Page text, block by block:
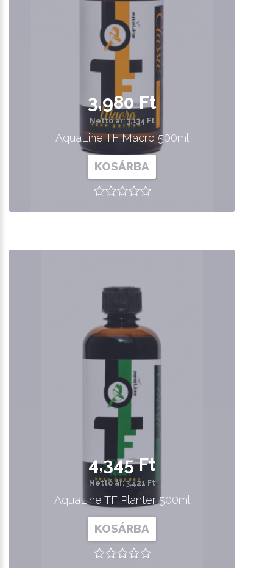
3,980 Ft
Nettó ár: 3,134 Ft
AquaLine TF Macro 500ml
KOSÁRBA
4,345 Ft
Nettó ár: 3,421 Ft
AquaLine TF Planter 500ml
KOSÁRBA